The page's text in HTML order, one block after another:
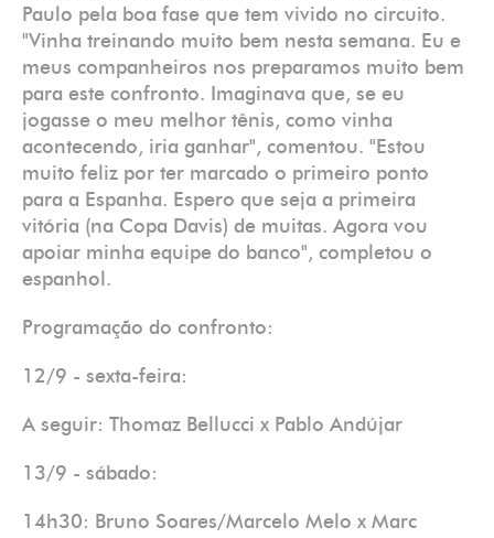
Paulo pela boa fase que tem vivido no circuito.
"Vinha treinando muito bem nesta semana. Eu e
meus companheiros nos preparamos muito bem
para este confronto. Imaginava que, se eu
jogasse o meu melhor tênis, como vinha
acontecendo, iria ganhar", comentou. "Estou
muito feliz por ter marcado o primeiro ponto
para a Espanha. Espero que seja a primeira
vitória (na Copa Davis) de muitas. Agora vou
apoiar minha equipe do banco", completou o
espanhol.
Programação do confronto:
12/9 - sexta-feira:
A seguir: Thomaz Bellucci x Pablo Andújar
13/9 - sábado:
14h30: Bruno Soares/Marcelo Melo x Marc